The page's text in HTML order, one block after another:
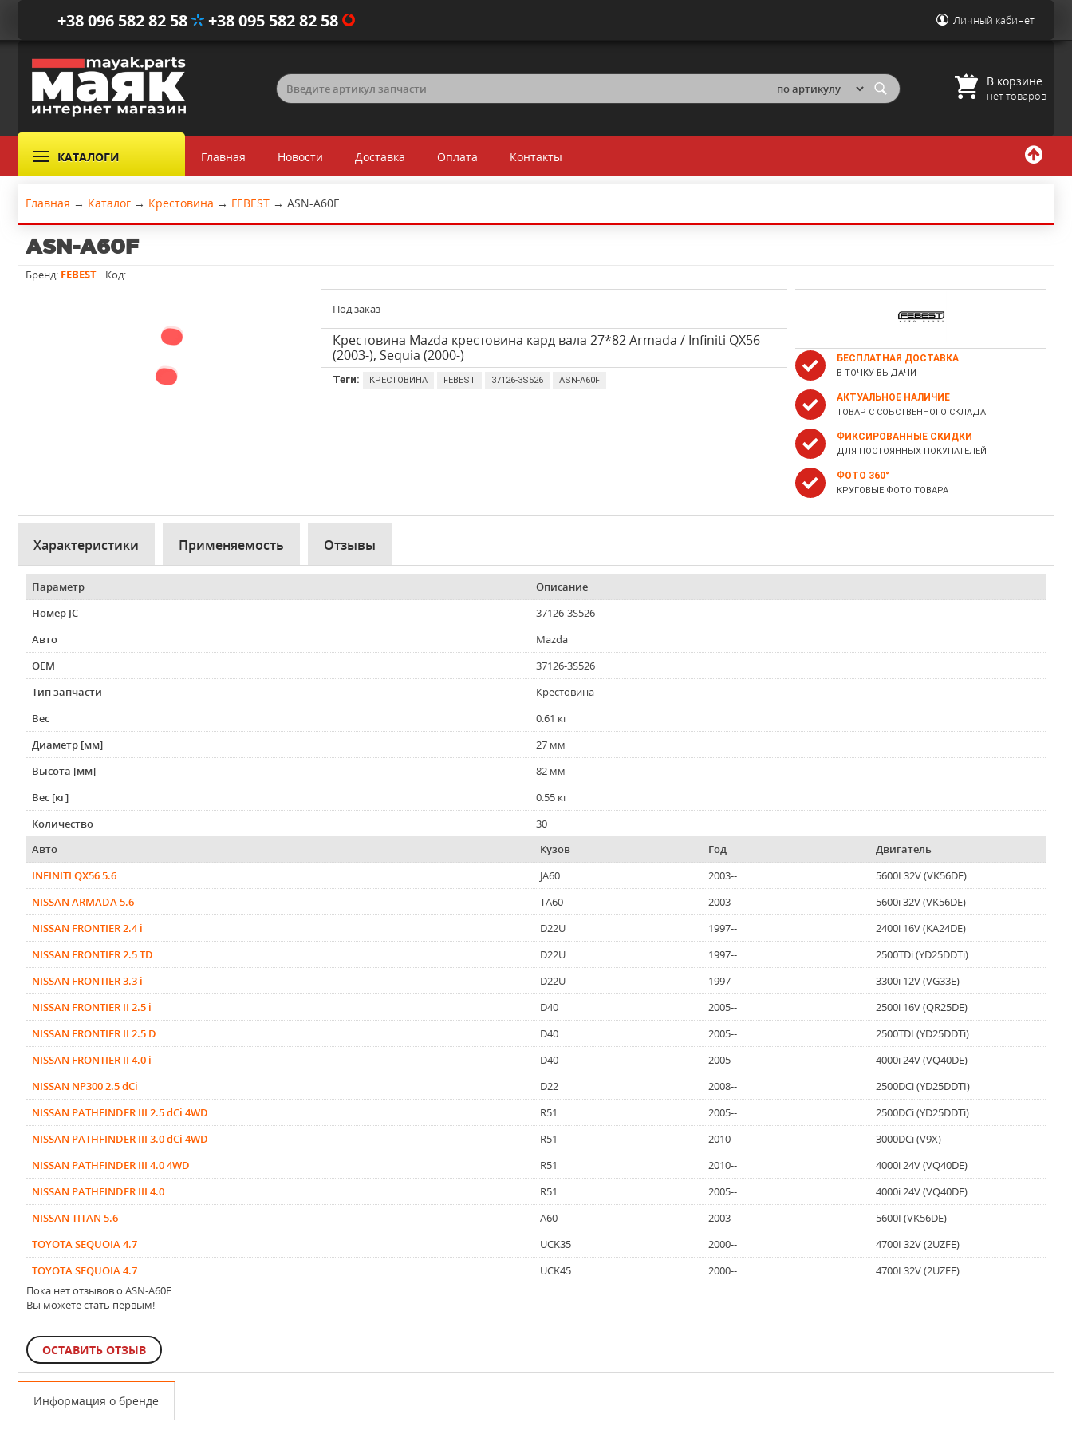
+38 096 582 82 58 +38 095 582 82 58 Личный кабинет
В корзине
нет товаров
КАТАЛОГИ Главная Новости Доставка Оплата Контакты
Главная → Каталог → Крестовина → FEBEST → ASN-A60F
ASN-A60F
Бренд: FEBEST Код:
Под заказ
Крестовина Mazda крестовина кард вала 27*82 Armada / Infiniti QX56
(2003-), Sequia (2000-)
Теги: КРЕСТОВИНА FEBEST 37126-3S526 ASN-A60F
БЕСПЛАТНАЯ ДОСТАВКА
В ТОЧКУ ВЫДАЧИ
АКТУАЛЬНОЕ НАЛИЧИЕ
ТОВАР С СОБСТВЕННОГО СКЛАДА
ФИКСИРОВАННЫЕ СКИДКИ
ДЛЯ ПОСТОЯННЫХ ПОКУПАТЕЛЕЙ
ФОТО 360°
КРУГОВЫЕ ФОТО ТОВАРА
Характеристики Применяемость Отзывы
Параметр
Описание
Номер JC
37126-3S526
Авто
Mazda
OEM
37126-3S526
Тип запчасти
Крестовина
Вес
0.61 кг
Диаметр [мм]
27 мм
Высота [мм]
82 мм
Вес [кг]
0.55 кг
Количество
30
Авто
Кузов Год
Двигатель
INFINITI QX56 5.6
JA60 2003--
5600I 32V (VK56DE)
NISSAN ARMADA 5.6
TA60 2003--
5600i 32V (VK56DE)
NISSAN FRONTIER 2.4 i
D22U 1997--
2400i 16V (KA24DE)
NISSAN FRONTIER 2.5 TD
D22U 1997--
2500TDi (YD25DDTi)
NISSAN FRONTIER 3.3 i
D22U 1997--
3300i 12V (VG33E)
NISSAN FRONTIER II 2.5 i
D40 2005--
2500i 16V (QR25DE)
NISSAN FRONTIER II 2.5 D
D40 2005--
2500TDI (YD25DDTi)
NISSAN FRONTIER II 4.0 i
D40 2005--
4000i 24V (VQ40DE)
NISSAN NP300 2.5 dCi
D22 2008--
2500DCi (YD25DDTI)
NISSAN PATHFINDER III 2.5 dCi 4WD
R51 2005--
2500DCi (YD25DDTi)
NISSAN PATHFINDER III 3.0 dCi 4WD
R51 2010--
3000DCi (V9X)
NISSAN PATHFINDER III 4.0 4WD
R51 2010--
4000i 24V (VQ40DE)
NISSAN PATHFINDER III 4.0
R51 2005--
4000i 24V (VQ40DE)
NISSAN TITAN 5.6
A60 2003--
5600I (VK56DE)
TOYOTA SEQUOIA 4.7
UCK35 2000--
4700I 32V (2UZFE)
TOYOTA SEQUOIA 4.7
UCK45 2000--
4700I 32V (2UZFE)
Пока нет отзывов о ASN-A60F
Вы можете стать первым!
ОСТАВИТЬ ОТЗЫВ
Информация о бренде